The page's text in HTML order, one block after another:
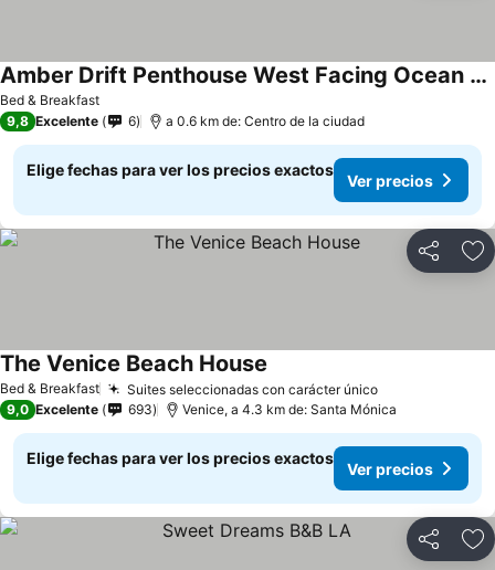
Bed & Breakfast
Amber Drift Penthouse West Facing Ocean View Rooftop BBQ, Fire pit
9,8 Excelente 6 a 0.6 km de: Centro de la ciudad
Elige fechas para ver los precios exactos
Ver precios
Compartir
Bed & Breakfast Suites seleccionadas con carácter único
The Venice Beach House
9,0 Excelente 693 Venice, a 4.3 km de: Santa Mónica
Elige fechas para ver los precios exactos
Ver precios
Compartir